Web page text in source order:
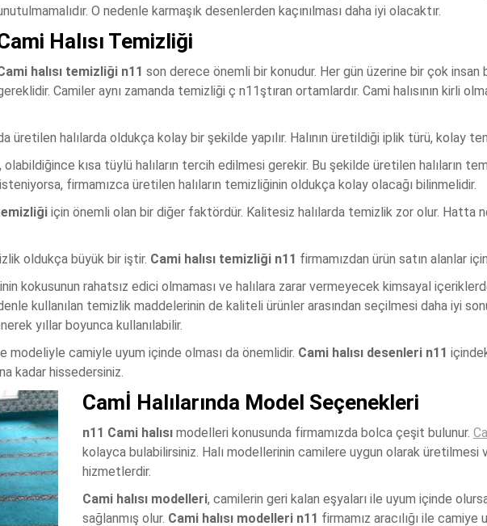
O nedenle karmaşık desenlerden kaçınılması daha iyi olacaktır.
Halısı Temizliği
halısı temizliği n11 son derece önemli bir konudur. Her gün üzerine bir çok insan
Camiler aynı zamanda temizliği ç n11ştıran ortamlardır. Cami halısının kirli
üretilen halılarda oldukça kolay bir şekilde yapılır. Halının üretildiği iplik türü, kolay
kısa tüylü halıların tercih edilmesi gerekir. Bu şekilde üretilen halıların
firmamızca üretilen halıların temizliğinin oldukça kolay olacağı bilinmelidir.
için önemli olan bir diğer faktördür. Kalitesiz halılarda temizlik zor olur. Hatta
oldukça büyük bir iştir. Cami halısı temizliği n11 firmamızdan ürün satın alanlar
kokusunun rahatsız edici olmaması ve halılara zarar vermeyecek kimsayal
kullanılan temizlik maddelerinin de kaliteli ürünler arasından seçilmesi daha iyi
yıllar boyunca kullanılabilir.
modeliyle camiyle uyum içinde olması da önemlidir. Cami halısı desenleri n11
kadar hissedersiniz.
Camİ Halılarında Model Seçenekleri
n11 Cami halısı modelleri konusunda firmamızda bolca çeşit bulunur.
kolayca bulabilirsiniz. Halı modellerinin camilere uygun olarak
hizmetlerdir.
Cami halısı modelleri, camilerin geri kalan eşyaları ile uyum içinde
sağlanmış olur. Cami halısı modelleri n11 firmamız aracılığı ile